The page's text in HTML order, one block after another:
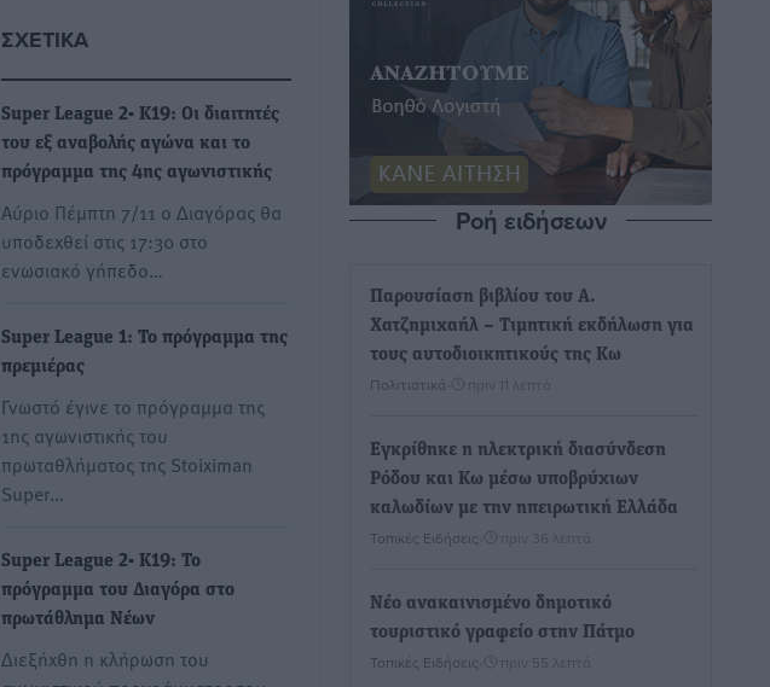
ΣΧΕΤΙΚΆ
Super League 2- Κ19: Οι διαιτητές
του εξ αναβολής αγώνα και το
πρόγραμμα της 4ης αγωνιστικής
Αύριο Πέμπτη 7/11 ο Διαγόρας θα
υποδεχθεί στις 17:30 στο
ενωσιακό γήπεδο…
Super League 1: Το πρόγραμμα της
πρεμιέρας
Γνωστό έγινε το πρόγραμμα της
1ης αγωνιστικής του
πρωταθλήματος της Stoiximan
Super…
Super League 2- Κ19: Το
πρόγραμμα του Διαγόρα στο
πρωτάθλημα Νέων
Διεξήχθη η κλήρωση του
Ροή ειδήσεων
Παρουσίαση βιβλίου του Α.
Χατζημιχαήλ – Τιμητική εκδήλωση για
τους αυτοδιοικητικούς της Κω
Πολιτιστικά πριν 11 λεπτά
Εγκρίθηκε η ηλεκτρική διασύνδεση
Ρόδου και Κω μέσω υποβρύχιων
καλωδίων με την ηπειρωτική Ελλάδα
Τοπικές Ειδήσεις πριν 36 λεπτά
Νέο ανακαινισμένο δημοτικό
τουριστικό γραφείο στην Πάτμο
Τοπικές Ειδήσεις πριν 55 λεπτά